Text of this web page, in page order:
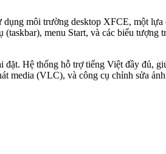
môi trường desktop XFCE, một
menu Start, và các biểu
Hệ thống hỗ trợ tiếng Việt đầy đủ,
(VLC), và công cụ chỉnh sửa